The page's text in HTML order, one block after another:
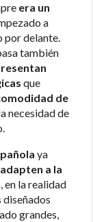
era un
a
por delante.
también
que
de
necesidad de
ya
adapten a la
en la realidad
diseñados
grandes,